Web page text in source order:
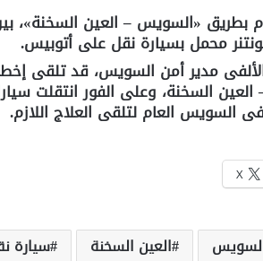
محمل بسيارة نقل على أتوبيس.
مدير أمن السويس، قد تلقى
السخنة، وعلى الفور انتقلت
السويس العام لتلقى العلاج اللازم.
X
العين السخنة سيارة